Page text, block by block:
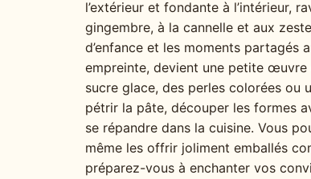
l’extérieur et fondante à l’intérieur,
gingembre, à la cannelle et aux
d’enfance et les moments partagés
empreinte, devient une petite œuvre
sucre glace, des perles colorées ou
pétrir la pâte, découper les formes
se répandre dans la cuisine. Vous
même les offrir joliment emballés
préparez-vous à enchanter vos